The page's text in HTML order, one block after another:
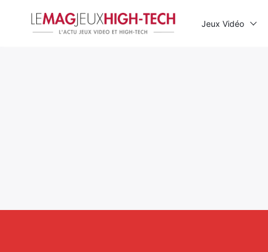
Jeux Vidéo